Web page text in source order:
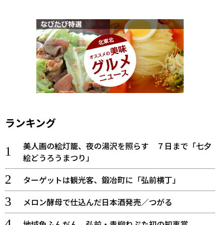
ランキング
美人画の絵灯籠、夜の湯沢を照らす ７日まで「七夕
絵どうろうまつり」
ターゲットは観光客、鍛冶町に「弘前横丁」
メロン酵母で仕込んだ日本酒発売／つがる